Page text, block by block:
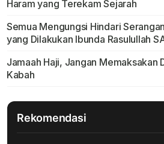
Haram yang Terekam Sejarah
Semua Mengungsi Hindari
yang Dilakukan Ibunda Rasulullah
Jamaah Haji, Jangan Memaksakan
Kabah
Rekomendasi